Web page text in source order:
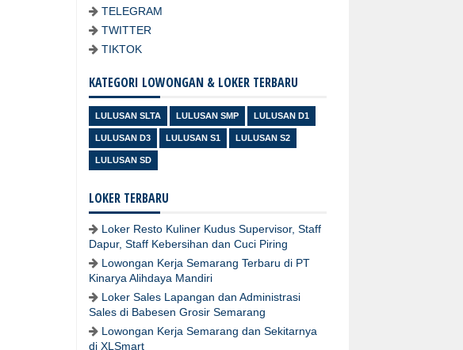
TELEGRAM
TWITTER
TIKTOK
KATEGORI LOWONGAN & LOKER TERBARU
LULUSAN SLTA LULUSAN SMP LULUSAN D1
LULUSAN D3 LULUSAN S1 LULUSAN S2
LULUSAN SD
LOKER TERBARU
Loker Resto Kuliner Kudus Supervisor, Staff
Dapur, Staff Kebersihan dan Cuci Piring
Lowongan Kerja Semarang Terbaru di PT
Kinarya Alihdaya Mandiri
Loker Sales Lapangan dan Administrasi
Sales di Babesen Grosir Semarang
Lowongan Kerja Semarang dan Sekitarnya
di XLSmart